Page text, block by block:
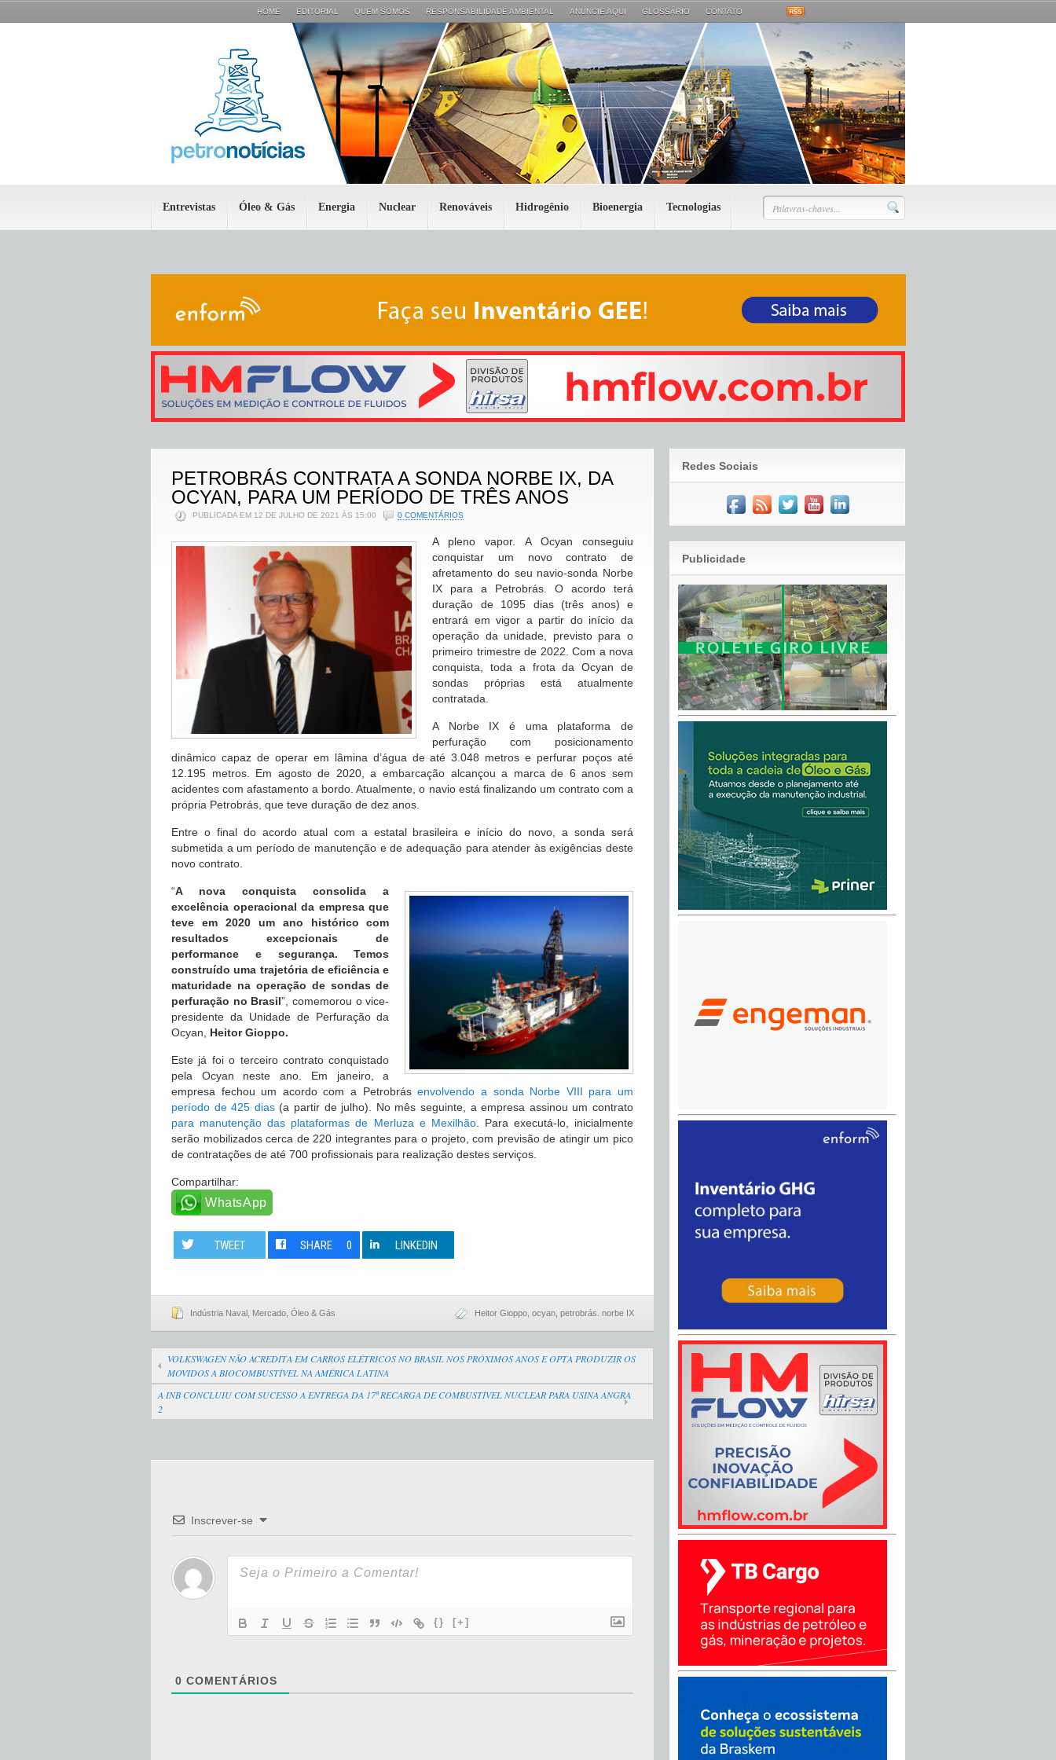
HOME EDITORIAL QUEM SOMOS RESPONSABILIDADE AMBIENTAL ANUNCIE AQUI GLOSSÁRIO CONTATO
Entrevistas Óleo & Gás Energia Nuclear Renováveis Hidrogênio Bioenergia Tecnologias
PETROBRÁS CONTRATA A SONDA NORBE IX, DA
OCYAN, PARA UM PERÍODO DE TRÊS ANOS
PUBLICADA EM 12 DE JULHO DE 2021 ÀS 15:00 0 COMENTÁRIOS
A pleno vapor. A Ocyan conseguiu
conquistar um novo contrato de
afretamento do seu navio-sonda Norbe
IX para a Petrobrás. O acordo terá
duração de 1095 dias (três anos) e
entrará em vigor a partir do início da
operação da unidade, previsto para o
primeiro trimestre de 2022. Com a nova
conquista, toda a frota da Ocyan de
sondas próprias está atualmente
contratada.
A Norbe IX é uma plataforma de
perfuração com posicionamento
dinâmico capaz de operar em lâmina d’água de até 3.048 metros e perfurar poços até
12.195 metros. Em agosto de 2020, a embarcação alcançou a marca de 6 anos sem
acidentes com afastamento a bordo. Atualmente, o navio está finalizando um contrato com a
própria Petrobrás, que teve duração de dez anos.
Entre o final do acordo atual com a estatal brasileira e início do novo, a sonda será
submetida a um período de manutenção e de adequação para atender às exigências deste
novo contrato.
“A nova conquista consolida a
excelência operacional da empresa que
teve em 2020 um ano histórico com
resultados excepcionais de
performance e segurança. Temos
construído uma trajetória de eficiência e
maturidade na operação de sondas de
perfuração no Brasil”, comemorou o vice-
presidente da Unidade de Perfuração da
Ocyan, Heitor Gioppo.
Este já foi o terceiro contrato conquistado
pela Ocyan neste ano. Em janeiro, a
empresa fechou um acordo com a Petrobrásenvolvendo a sonda Norbe VIII para um
período de 425 dias(a partir de julho). No mês seguinte, a empresa assinou um contrato
para manutenção das plataformas de Merluza e Mexilhão. Para executá-lo, inicialmente
serão mobilizados cerca de 220 integrantes para o projeto, com previsão de atingir um pico
de contratações de até 700 profissionais para realização destes serviços.
Compartilhar:
WhatsApp
TWEET SHARE 0 LINKEDIN
Indústria Naval Mercado Óleo & Gás Heitor Gioppo ocyan petrobrás. norbe IX
VOLKSWAGEN NÃO ACREDITA EM CARROS ELÉTRICOS NO BRASIL NOS PRÓXIMOS ANOS E OPTA PRODUZIR OS
MOVIDOS A BIOCOMBUSTÍVEL NA AMÉRICA LATINA
A INB CONCLUIU COM SUCESSO A ENTREGA DA 17ª RECARGA DE COMBUSTÍVEL NUCLEAR PARA USINA ANGRA
2
Inscrever-se
{} [+]
0 COMENTÁRIOS
Redes Sociais
Publicidade